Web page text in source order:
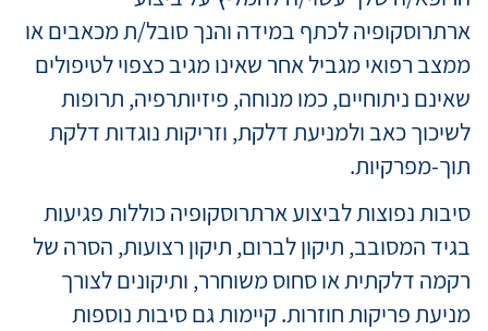
ארתרוסקופיה לכתף במידה והנך סובל/ת מכאבים או
ממצב רפואי מגביל אחר שאינו מגיב כצפוי לטיפולים
שאינם ניתוחיים, כמו מנוחה, פיזיותרפיה, תרופות
לשיכוך כאב ולמניעת דלקת, וזריקות נוגדות דלקת
תוך-מפרקיות.
סיבות נפוצות לביצוע ארתרוסקופיה כוללות פגיעות
בגיד המסובב, תיקון לברום, תיקון רצועות, הסרה של
רקמה דלקתית או סחוס משוחרר, ותיקונים לצורך
מניעת פריקות חוזרות. קיימות גם סיבות נוספות